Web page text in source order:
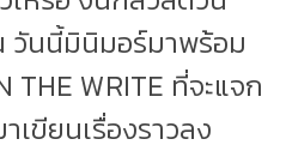
วันนี้มินิมอร์มาพร้อม
WRITE ที่จะแจก
ขียนเรื่องราวลง